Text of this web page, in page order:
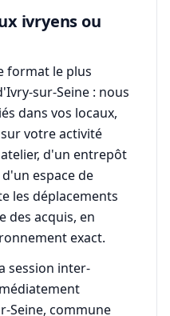
ivryens ou
format le plus
sur-Seine : nous
dans vos locaux,
votre activité
d'un entrepôt
espace de
les déplacements
des acquis, en
exact.
session inter-
Seine, commune